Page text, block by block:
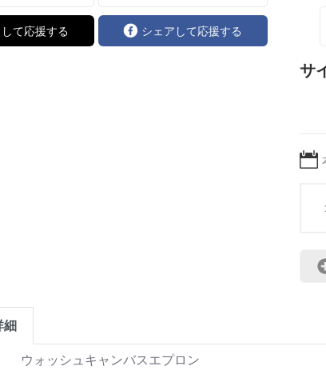
て応援する シェアして応援する
サ
細
ウォッシュキャンバスエプロン